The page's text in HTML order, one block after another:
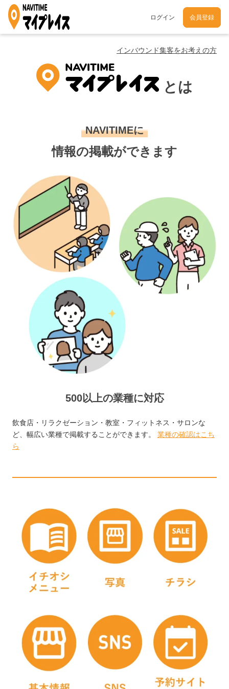
ログイン 会員登録
インバウンド集客をお考えの方
とは
NAVITIMEに
情報の掲載ができます
500以上の業種に対応
飲食店・リラクゼーション・教室・フィットネス・サロンな
ど、幅広い業種で掲載することができます。 業種の確認はこち
ら